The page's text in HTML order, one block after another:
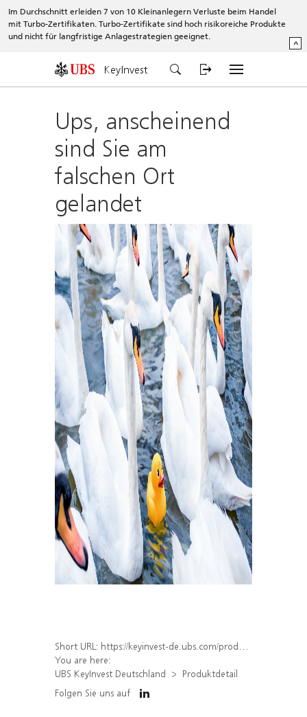
Im Durchschnitt erleiden 7 von 10 Kleinanlegern Verluste beim Handel
mit Turbo-Zertifikaten. Turbo-Zertifikate sind hoch risikoreiche Produkte
und nicht für langfristige Anlagestrategien geeignet.
^
KeyInvest
Ups, anscheinend
sind Sie am
falschen Ort
gelandet
Short URL: https://keyinvest-de.ubs.com/produkt/detail/index/isin/DE000WA8UT12
You are here:
UBS KeyInvest Deutschland
Produktdetail
Folgen Sie uns auf